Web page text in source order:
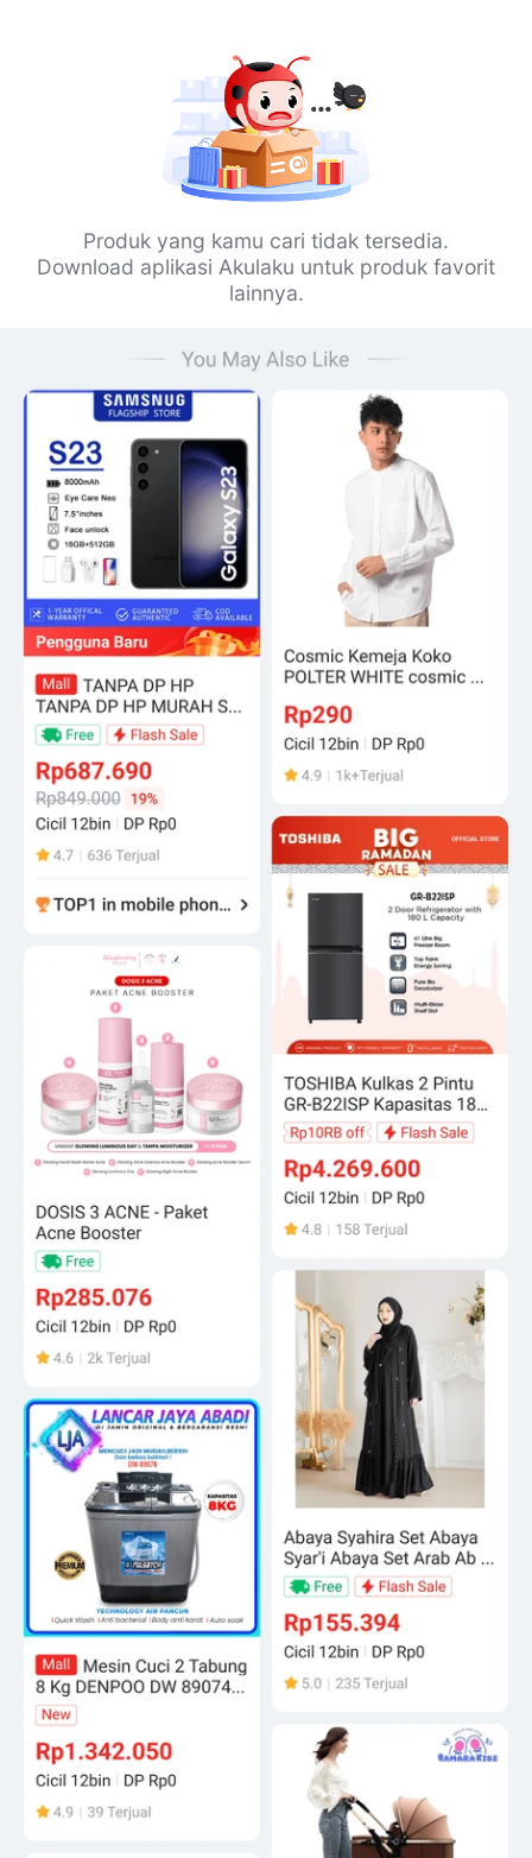
Produk yang kamu cari tidak tersedia.
Download aplikasi Akulaku untuk produk favorit
lainnya.